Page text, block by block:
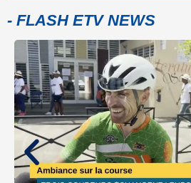
- FLASH ETV NEWS